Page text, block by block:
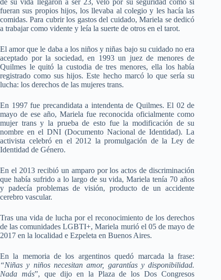
fueran sus propios hijos, los llevaba al colegio y les hacía las
comidas. Para cubrir los gastos del cuidado, Mariela se dedicó
a trabajar como vidente y leía la suerte de otros en el tarot.
El amor que le daba a los niños y niñas bajo su cuidado no era
aceptado por la sociedad, en 1993 un juez de menores de
Quilmes le quitó la custodia de tres menores, ella los había
registrado como sus hijos. Este hecho marcó lo que sería su
lucha: los derechos de las mujeres trans.
En 1997 fue precandidata a intendenta de Quilmes. El 02 de
mayo de ese año, Mariela fue reconocida oficialmente como
mujer trans y la prueba de esto fue la modificación de su
nombre en el DNI (Documento Nacional de Identidad). La
activista celebró en el 2012 la promulgación de la Ley de
Identidad de Género.
En el 2013 recibió un amparo por los actos de discriminación
que había sufrido a lo largo de su vida, Mariela tenía 70 años
y padecía problemas de visión, producto de un accidente
cerebro vascular.
Tras una vida de lucha por el reconocimiento de los derechos
de las comunidades LGBTI+, Mariela murió el 05 de mayo de
2017 en la localidad e Ezpeleta en Buenos Aires.
En la memoria de los argentinos quedó marcada la frase:
“Niñas y niños necesitan amor, garantías y disponibilidad.
Nada más”, que dijo en la Plaza de los Dos Congresos